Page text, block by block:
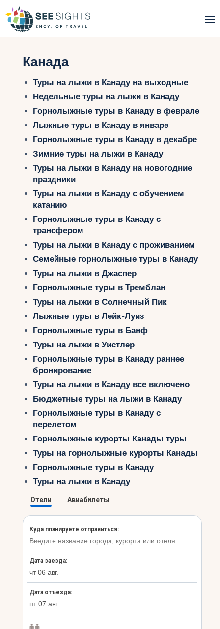
Поиск туров
Горящие туры
Типы Туров
Страны
Инфо
Блог
Контакты
Укр
Ру
Канада
Туры на лыжи в Канаду на выходные
Недельные туры на лыжи в Канаду
Горнолыжные туры в Канаду в феврале
Лыжные туры в Канаду в январе
Горнолыжные туры в Канаду в декабре
Зимние туры на лыжи в Канаду
Туры на лыжи в Канаду на новогодние
праздники
Туры на лыжи в Канаду с обучением
катанию
Горнолыжные туры в Канаду с
трансфером
Туры на лыжи в Канаду с проживанием
Семейные горнолыжные туры в Канаду
Туры на лыжи в Джаспер
Горнолыжные туры в Тремблан
Туры на лыжи в Солнечный Пик
Лыжные туры в Лейк-Луиз
Горнолыжные туры в Банф
Туры на лыжи в Уистлер
Горнолыжные туры в Канаду раннее
бронирование
Туры на лыжи в Канаду все включено
Бюджетные туры на лыжи в Канаду
Горнолыжные туры в Канаду с
перелетом
Горнолыжные курорты Канады туры
Туры на горнолыжные курорты Канады
Горнолыжные туры в Канаду
Туры на лыжи в Канаду